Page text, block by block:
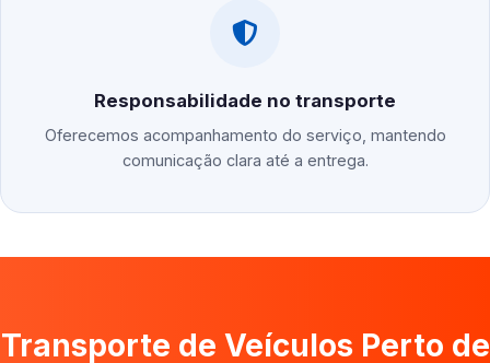
Responsabilidade no transporte
Oferecemos acompanhamento do serviço, mantendo
comunicação clara até a entrega.
Transporte de Veículos Perto de